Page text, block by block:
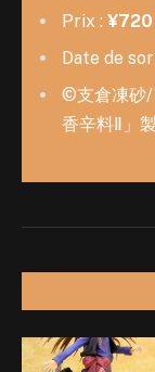
Prix : ¥720
Date de
©支倉凍砂/
香辛料Ⅱ」